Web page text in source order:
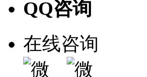
QQ咨询
在线咨询